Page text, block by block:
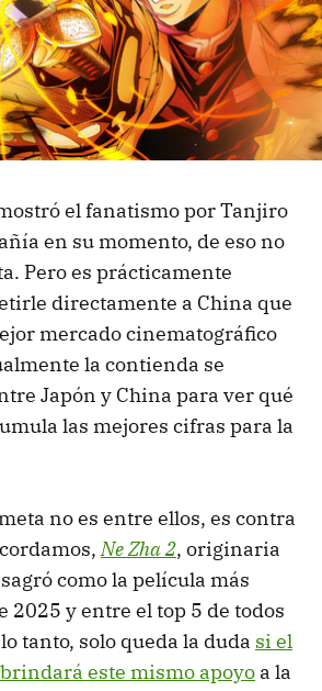
el fanatismo por Tanjiro
en su momento, de eso no
Pero es prácticamente
directamente a China que
mercado cinematográfico
la contienda se
Japón y China para ver qué
las mejores cifras para la
no es entre ellos, es contra
Ne Zha 2, originaria
como la película más
2025 y entre el top 5 de todos
tanto, solo queda la duda si el
este mismo apoyo a la